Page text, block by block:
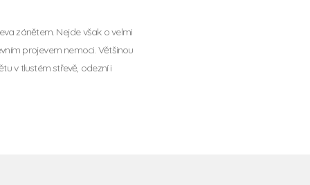
zánětem. Nejde však o velmi
projevem nemoci. Většinou
v tlustém střevě, odezní i